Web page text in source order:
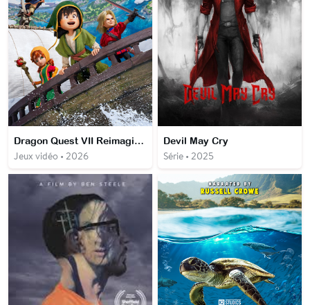
Dragon Quest VII Reimagined
Jeux vidéo • 2026
Devil May Cry
Série • 2025